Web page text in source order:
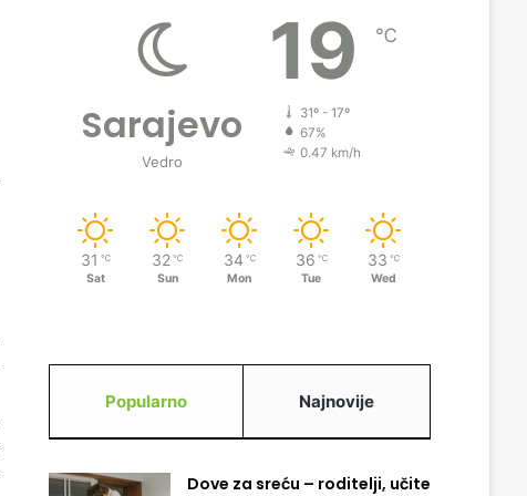
Sarajevo
Vedro
19 ℃
31º - 17º
67%
0.47 km/h
31 ℃
Sat
32 ℃
Sun
34 ℃
Mon
36 ℃
Tue
33 ℃
Wed
Popularno Najnovije
Dove za sreću – roditelji, učite